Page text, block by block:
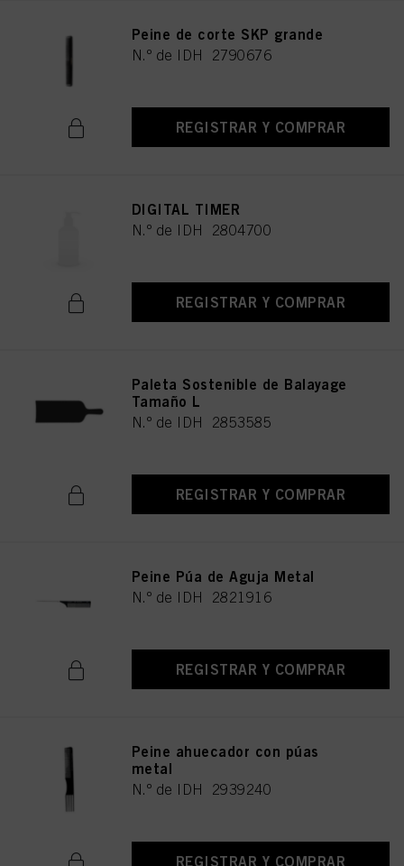
Peine de corte SKP grande
N.º de IDH 2790676
REGISTRAR Y COMPRAR
DIGITAL TIMER
N.º de IDH 2804700
REGISTRAR Y COMPRAR
Paleta Sostenible de Balayage
Tamaño L
N.º de IDH 2853585
REGISTRAR Y COMPRAR
Peine Púa de Aguja Metal
N.º de IDH 2821916
REGISTRAR Y COMPRAR
Peine ahuecador con púas
metal
N.º de IDH 2939240
REGISTRAR Y COMPRAR